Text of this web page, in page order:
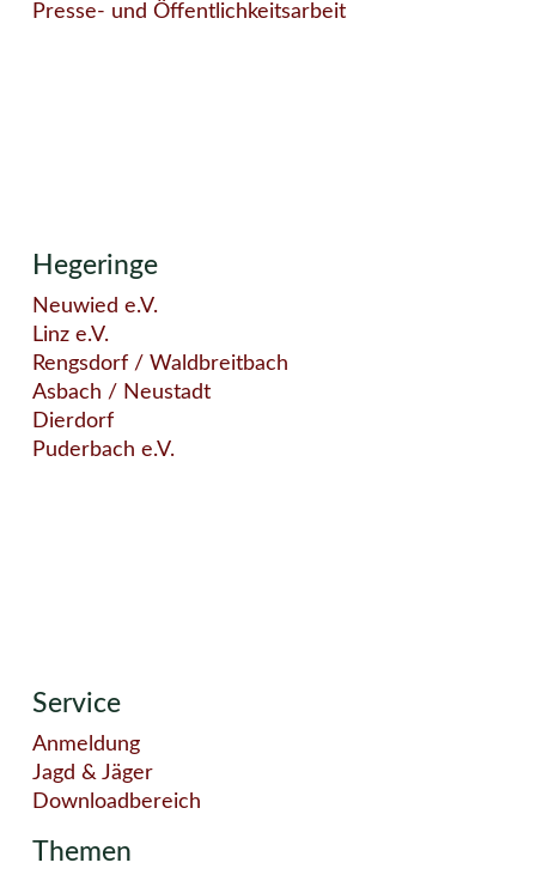
Presse- und Öffentlichkeitsarbeit
Hegeringe
Neuwied e.V.
Linz e.V.
Rengsdorf / Waldbreitbach
Asbach / Neustadt
Dierdorf
Puderbach e.V.
Service
Anmeldung
Jagd & Jäger
Downloadbereich
Themen